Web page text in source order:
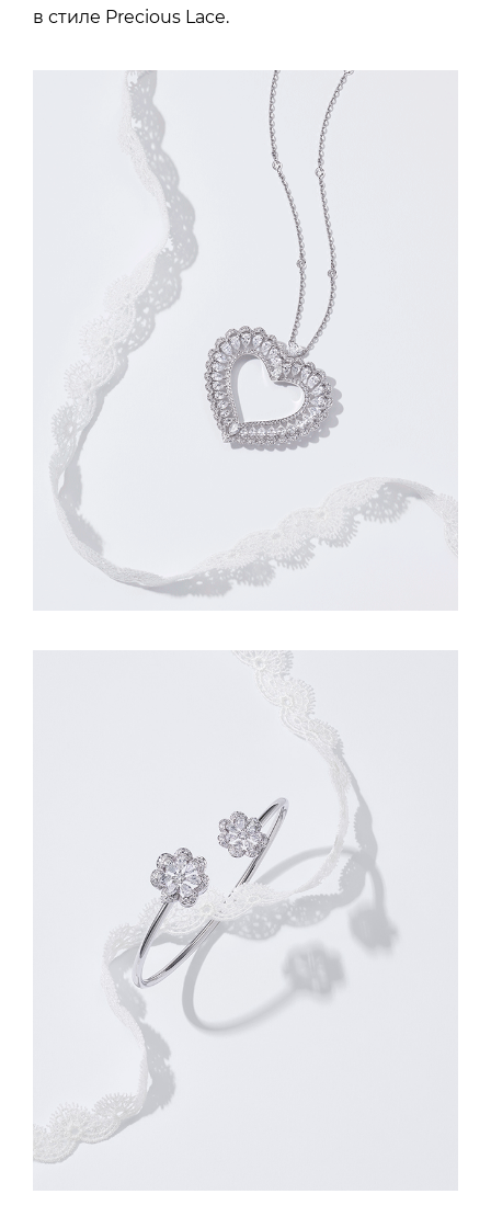
в стиле Precious Lace.